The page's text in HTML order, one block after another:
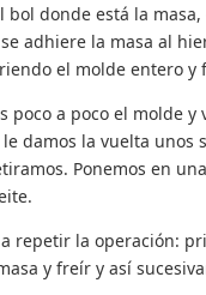
bol donde está la
adhiere la masa al
el molde entero
poco a poco el molde y
damos la vuelta unos
Ponemos en
a repetir la operación:
y freír y así